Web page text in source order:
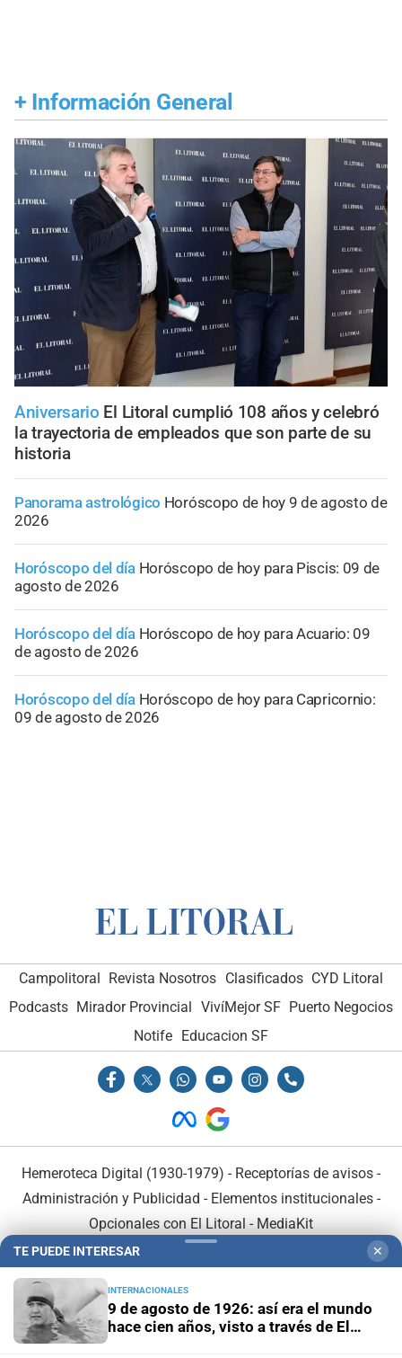
+ Información General
Aniversario El Litoral cumplió 108 años y celebró
la trayectoria de empleados que son parte de su
historia
Panorama astrológico Horóscopo de hoy 9 de agosto de
2026
Horóscopo del día Horóscopo de hoy para Piscis: 09 de
agosto de 2026
Horóscopo del día Horóscopo de hoy para Acuario: 09
de agosto de 2026
Horóscopo del día Horóscopo de hoy para Capricornio:
09 de agosto de 2026
Campolitoral Revista Nosotros Clasificados CYD Litoral
Podcasts Mirador Provincial VivíMejor SF Puerto Negocios
Notife Educacion SF
Hemeroteca Digital (1930-1979) - Receptorías de avisos -
Administración y Publicidad - Elementos institucionales-
Opcionales con El Litoral - MediaKit
TE PUEDE INTERESAR ✕
INTERNACIONALES
9 de agosto de 1926: así era el mundo
hace cien años, visto a través de El